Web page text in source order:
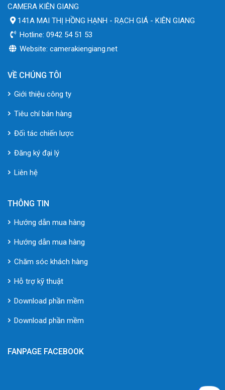
CAMERA KIÊN GIANG
141A MAI THỊ HỒNG HẠNH - RẠCH GIÁ - KIÊN GIANG
Hotline: 0942 54 51 53
Website: camerakiengiang.net
VỀ CHÚNG TÔI
Giới thiệu công ty
Tiêu chí bán hàng
Đối tác chiến lược
Đăng ký đại lý
Liên hệ
THÔNG TIN
Hướng dẫn mua hàng
Hướng dẫn mua hàng
Chăm sóc khách hàng
Hỗ trợ kỹ thuật
Download phần mềm
Download phần mềm
FANPAGE FACEBOOK